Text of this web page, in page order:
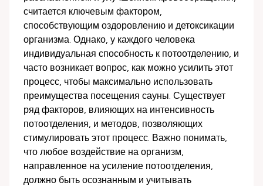
считается ключевым фактором,
способствующим оздоровлению и детоксикации
организма. Однако, у каждого человека
индивидуальная способность к потоотделению, и
часто возникает вопрос, как можно усилить этот
процесс, чтобы максимально использовать
преимущества посещения сауны. Существует
ряд факторов, влияющих на интенсивность
потоотделения, и методов, позволяющих
стимулировать этот процесс. Важно понимать,
что любое воздействие на организм,
направленное на усиление потоотделения,
должно быть осознанным и учитывать